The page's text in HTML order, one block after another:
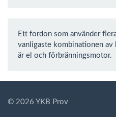
Ett fordon som använder
vanligaste kombinationen
är el och förbränningsmotor.
© 2026 YKB Prov